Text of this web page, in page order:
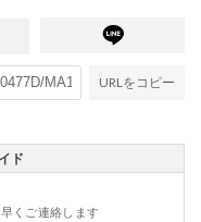
URLをコピー
ド
くご連絡します